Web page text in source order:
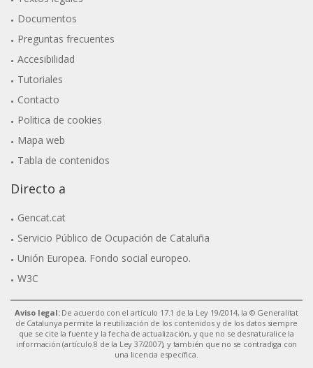
Documentos
Preguntas frecuentes
Accesibilidad
Tutoriales
Contacto
Politica de cookies
Mapa web
Tabla de contenidos
Directo a
Gencat.cat
Servicio Público de Ocupación de Cataluña
Unión Europea. Fondo social europeo.
W3C
Aviso legal:De acuerdo con el artículo 17.1 de la Ley 19/2014, la © Generalitat
de Catalunya permite la reutilización de los contenidos y de los datos siempre
que se cite la fuente y la fecha de actualización, y que no se desnaturalice la
información (artículo 8 de la Ley 37/2007), y también que no se contradiga con
una licencia específica.